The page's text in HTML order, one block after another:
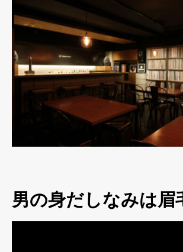
男の身だしなみは眉